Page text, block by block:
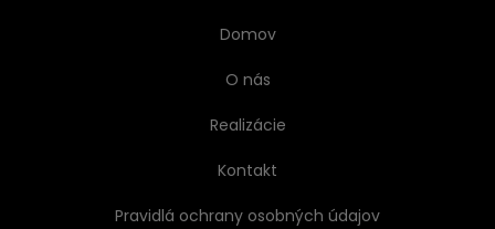
Domov
O nás
Realizácie
Kontakt
Pravidlá ochrany osobných údajov